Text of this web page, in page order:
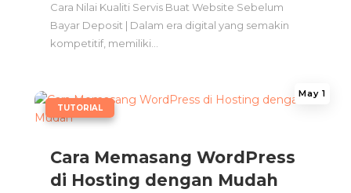
Cara Nilai Kualiti Servis Buat Website Sebelum
Bayar Deposit | Dalam era digital yang semakin
kompetitif, memiliki...
Cara Memasang WordPress
di Hosting dengan Mudah
May 1
TUTORIAL